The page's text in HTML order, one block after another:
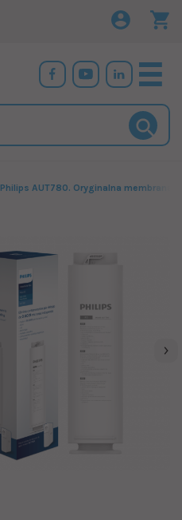
Philips AUT780. Oryginalna membrana